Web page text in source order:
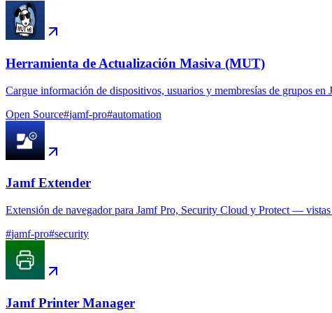
Herramienta de Actualización Masiva (MUT)
Cargue información de dispositivos, usuarios y membresías de grupos en
Open Source#jamf-pro#automation
Jamf Extender
Extensión de navegador para Jamf Pro, Security Cloud y Protect —
#jamf-pro#security
Jamf Printer Manager